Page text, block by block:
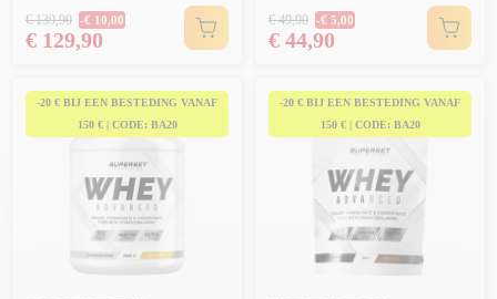
Normale prijs
€ 139,90 -€ 10,00
Prijs
€ 129,90
Normale prijs
€ 49,90 -€ 5,00
Prijs
€ 44,90
-20 € BIJ EEN BESTEDING VANAF
150 € | CODE: BA20
-20 € BIJ EEN BESTEDING VANAF
150 € | CODE: BA20